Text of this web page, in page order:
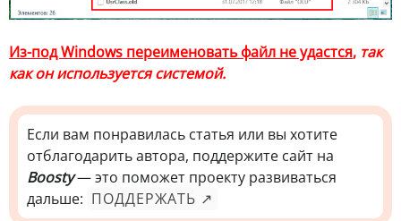
Из-под Windows переименовать файл не удастся, так
как он используется системой.
Если вам понравилась статья или вы хотите
отблагодарить автора, поддержите сайт на
Boosty— это поможет проекту развиваться
дальше: ПОДДЕРЖАТЬ ↗